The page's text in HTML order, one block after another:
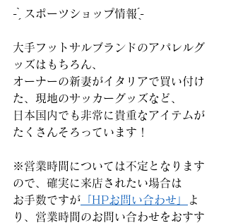
‪- ̗̀ スポーツショップ情報 ̖́-‬
大手フットサルブランドのアパレルグ
ッズはもちろん、
オーナーの新妻がイタリアで買い付け
た、現地のサッカーグッズなど、
日本国内でも非常に貴重なアイテムが
たくさんそろっています！
※営業時間については不定となります
ので、確実に来店されたい場合は
お手数ですが 「HPお問い合わせ」
よ
り、営業時間のお問い合わせをおすす